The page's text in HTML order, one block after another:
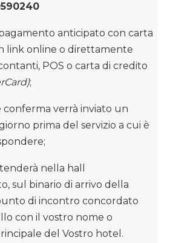
anticipato con carta
link online o direttamente
POS o carta di credito
;
verrà inviato un
prima del servizio a cui è
nella hall
sul binario di arrivo della
di incontro concordato
con il vostro nome o
del Vostro hotel.